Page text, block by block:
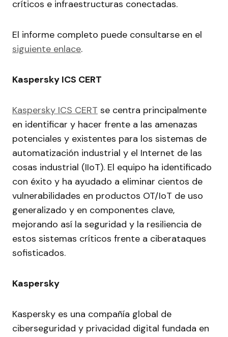
críticos e infraestructuras conectadas.
El informe completo puede consultarse en el
siguiente enlace.
Kaspersky ICS CERT
Kaspersky ICS CERT se centra principalmente
en identificar y hacer frente a las amenazas
potenciales y existentes para los sistemas de
automatización industrial y el Internet de las
cosas industrial (IIoT). El equipo ha identificado
con éxito y ha ayudado a eliminar cientos de
vulnerabilidades en productos OT/IoT de uso
generalizado y en componentes clave,
mejorando así la seguridad y la resiliencia de
estos sistemas críticos frente a ciberataques
sofisticados.
Kaspersky
Kaspersky es una compañía global de
ciberseguridad y privacidad digital fundada en